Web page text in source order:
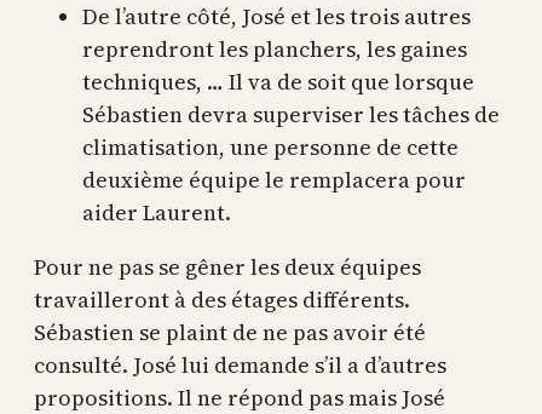
De l’autre côté, José et les trois autres
reprendront les planchers, les gaines
techniques, … Il va de soit que lorsque
Sébastien devra superviser les tâches de
climatisation, une personne de cette
deuxième équipe le remplacera pour
aider Laurent.
Pour ne pas se gêner les deux équipes
travailleront à des étages différents.
Sébastien se plaint de ne pas avoir été
consulté. José lui demande s’il a d’autres
propositions. Il ne répond pas mais José